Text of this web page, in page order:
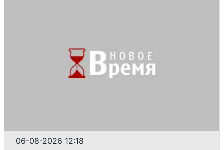
06-08-2026 12:18